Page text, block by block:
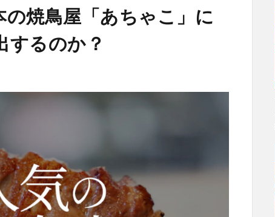
焼鳥屋「あちゃこ」に
するのか？